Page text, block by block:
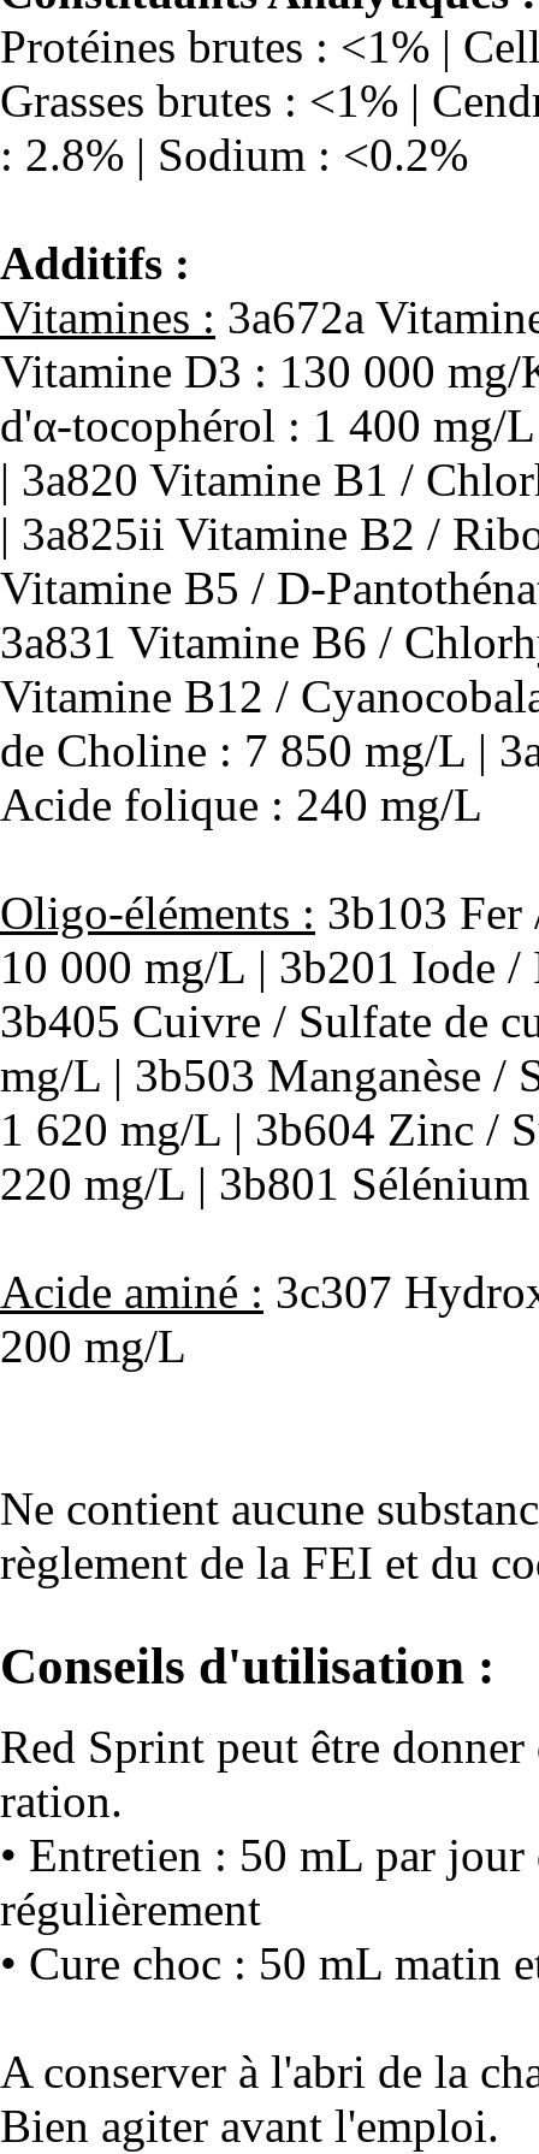
Protéines brutes : <1% |
Grasses brutes : <1% |
: 2.8% | Sodium : <0.2%
Additifs :
Vitamines : 3a672a
Vitamine D3 : 130 000 mg/
d'α-tocophérol : 1 400 mg/
| 3a820 Vitamine B1 /
| 3a825ii Vitamine B2 /
Vitamine B5 / D-
3a831 Vitamine B6 /
Vitamine B12 /
de Choline : 7 850 mg/L |
Acide folique : 240 mg/L
Oligo-éléments : 3b103 Fer
10 000 mg/L | 3b201 Iode
3b405 Cuivre / Sulfate de
mg/L | 3b503 Manganèse /
1 620 mg/L | 3b604 Zinc /
220 mg/L | 3b801
Acide aminé : 3c307
200 mg/L
Ne contient aucune
règlement de la FEI et du
Conseils d'utilisation :
Red Sprint peut être
ration.
• Entretien : 50 mL par
régulièrement
• Cure choc : 50 mL matin
A conserver à l'abri de la
Bien agiter avant l'emploi.